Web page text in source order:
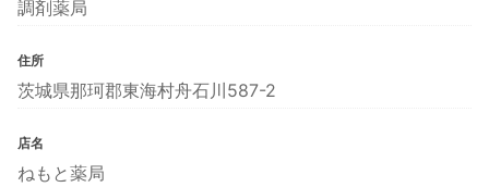
調剤薬局
住所
茨城県那珂郡東海村舟石川587-2
店名
ねもと薬局